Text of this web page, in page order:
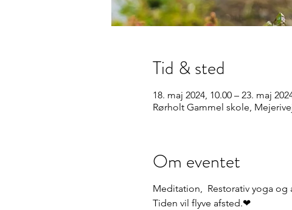
Tid & sted
18. maj 2024, 10.00 – 23. maj
Rørholt Gammel skole,
Om eventet
Meditation, Restorativ yoga
Tiden vil flyve afsted.❤